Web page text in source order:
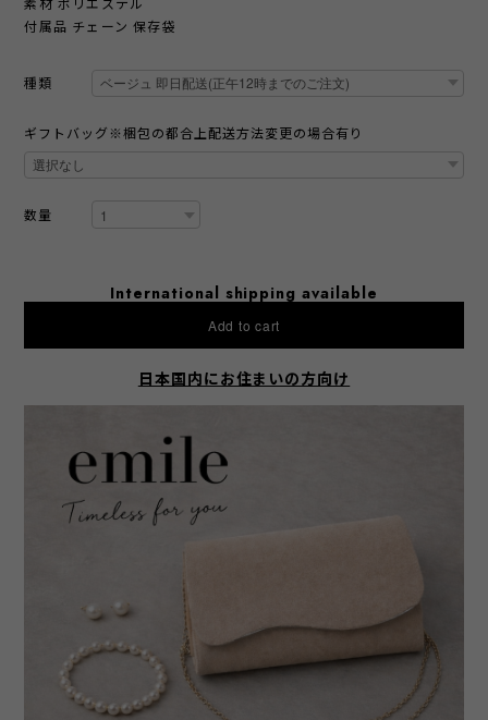
付属品 チェーン 保存袋
種類
ギフトバッグ※梱包の都合上配送方法変更の場合有り
数量
International shipping available
Add to cart
日本国内にお住まいの方向け